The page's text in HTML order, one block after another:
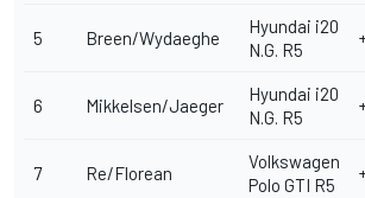
5 Breen/Wydaeghe
Hyundai i20
N.G. R5
6 Mikkelsen/Jaeger
Hyundai i20
N.G. R5
7 Re/Florean
Volkswagen
Polo GTI R5